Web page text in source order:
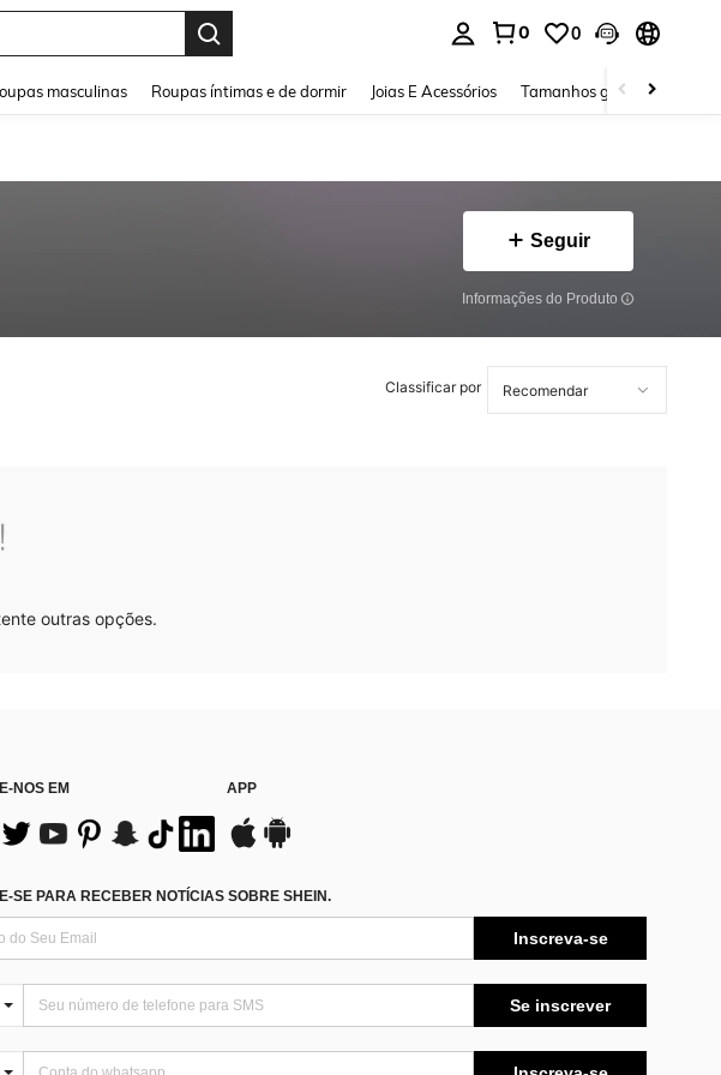
0 0
masculinas Roupas íntimas e de dormir Joias E Acessórios Tamanhos grandes
Seguir
Informações do Produto
Classificar por
outras opções.
NOS EM APP
SE PARA RECEBER NOTÍCIAS SOBRE SHEIN.
Inscreva-se
Se inscrever